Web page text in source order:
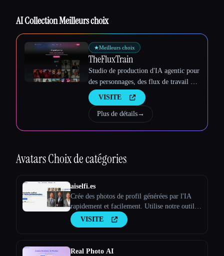
Esc
AI Collection Meilleurs choix
★Meilleurs choix
TheFluxTrain
Studio de production d'IA agentic pour
des personnages, des flux de travail et
des vidéos cohérents
VISITE
Plus de détails→
AvatarsChoix de catégories
aiselfi.es
Crée des photos de profil générées par l'IA
rapidement et facilement. Utilise notre outil
pour créer des photos de profil IA
personnalisées et gratuites en quelques
VISITE
Real Photo AI